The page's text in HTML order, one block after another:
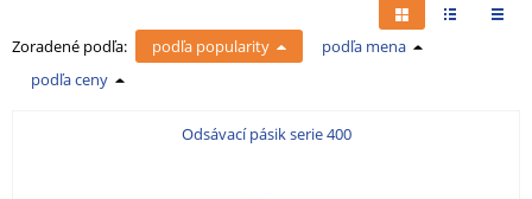
Zoradené podľa: podľa popularity
podľa mena
podľa ceny
Odsávací pásik serie 400